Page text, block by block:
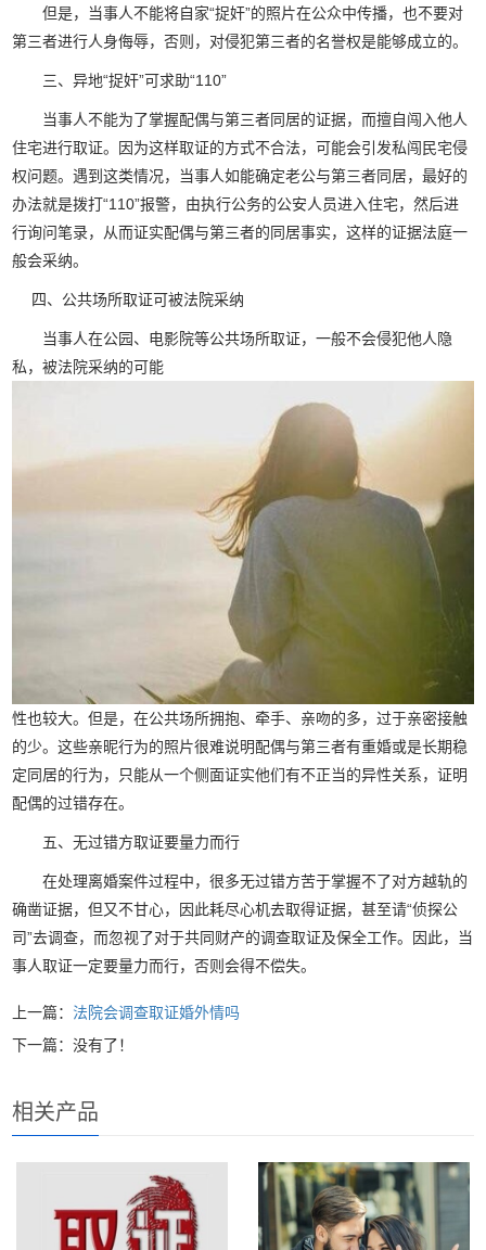
但是，当事人不能将自家“捉奸”的照片在公众中传播，也不要对
第三者进行人身侮辱，否则，对侵犯第三者的名誉权是能够成立的。
三、异地“捉奸”可求助“110”
当事人不能为了掌握配偶与第三者同居的证据，而擅自闯入他人
住宅进行取证。因为这样取证的方式不合法，可能会引发私闯民宅侵
权问题。遇到这类情况，当事人如能确定老公与第三者同居，最好的
办法就是拨打“110”报警，由执行公务的公安人员进入住宅，然后进
行询问笔录，从而证实配偶与第三者的同居事实，这样的证据法庭一
般会采纳。
四、公共场所取证可被法院采纳
当事人在公园、电影院等公共场所取证，一般不会侵犯他人隐
私，被法院采纳的可能
性也较大。但是，在公共场所拥抱、牵手、亲吻的多，过于亲密接触
的少。这些亲昵行为的照片很难说明配偶与第三者有重婚或是长期稳
定同居的行为，只能从一个侧面证实他们有不正当的异性关系，证明
配偶的过错存在。
五、无过错方取证要量力而行
在处理离婚案件过程中，很多无过错方苦于掌握不了对方越轨的
确凿证据，但又不甘心，因此耗尽心机去取得证据，甚至请“侦探公
司”去调查，而忽视了对于共同财产的调查取证及保全工作。因此，当
事人取证一定要量力而行，否则会得不偿失。
上一篇： 法院会调查取证婚外情吗
下一篇：没有了！
相关产品